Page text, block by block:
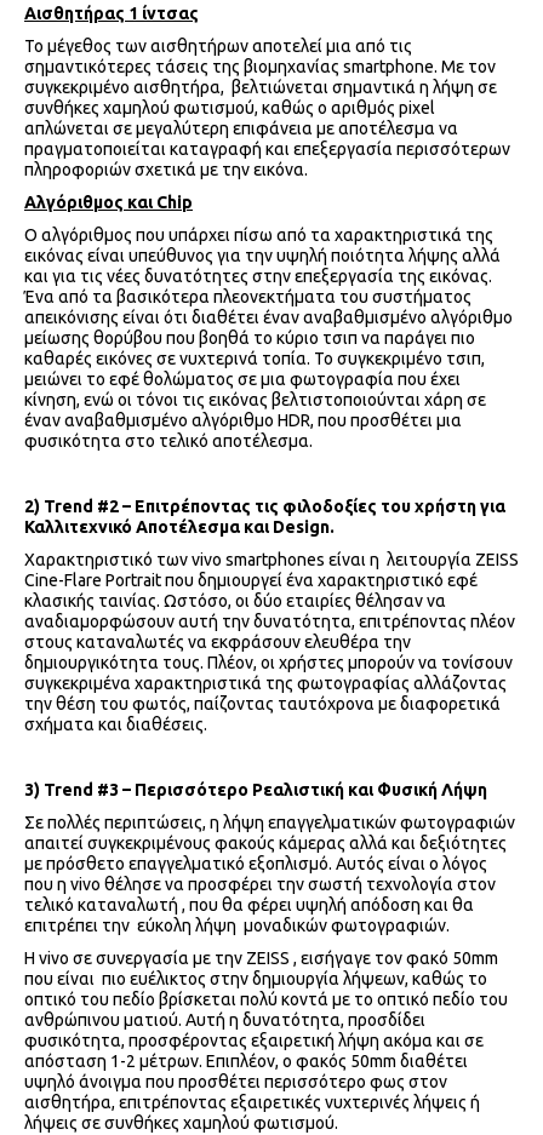
Αισθητήρας 1 ίντσας
Το μέγεθος των αισθητήρων αποτελεί μια από τις
σημαντικότερες τάσεις της βιομηχανίας smartphone. Με τον
συγκεκριμένο αισθητήρα, βελτιώνεται σημαντικά η λήψη σε
συνθήκες χαμηλού φωτισμού, καθώς ο αριθμός pixel
απλώνεται σε μεγαλύτερη επιφάνεια με αποτέλεσμα να
πραγματοποιείται καταγραφή και επεξεργασία περισσότερων
πληροφοριών σχετικά με την εικόνα.
Αλγόριθμος και Chip
Ο αλγόριθμος που υπάρχει πίσω από τα χαρακτηριστικά της
εικόνας είναι υπεύθυνος για την υψηλή ποιότητα λήψης αλλά
και για τις νέες δυνατότητες στην επεξεργασία της εικόνας.
Ένα από τα βασικότερα πλεονεκτήματα του συστήματος
απεικόνισης είναι ότι διαθέτει έναν αναβαθμισμένο αλγόριθμο
μείωσης θορύβου που βοηθά το κύριο τσιπ να παράγει πιο
καθαρές εικόνες σε νυχτερινά τοπία. Το συγκεκριμένο τσιπ,
μειώνει το εφέ θολώματος σε μια φωτογραφία που έχει
κίνηση, ενώ οι τόνοι τις εικόνας βελτιστοποιούνται χάρη σε
έναν αναβαθμισμένο αλγόριθμο HDR, που προσθέτει μια
φυσικότητα στο τελικό αποτέλεσμα.
2) Trend #2 – Επιτρέποντας τις φιλοδοξίες του χρήστη για
Καλλιτεχνικό Αποτέλεσμα και Design.
Χαρακτηριστικό των vivo smartphones είναι η λειτουργία ZEISS
Cine-Flare Portrait που δημιουργεί ένα χαρακτηριστικό εφέ
κλασικής ταινίας. Ωστόσο, οι δύο εταιρίες θέλησαν να
αναδιαμορφώσουν αυτή την δυνατότητα, επιτρέποντας πλέον
στους καταναλωτές να εκφράσουν ελευθέρα την
δημιουργικότητα τους. Πλέον, οι χρήστες μπορούν να τονίσουν
συγκεκριμένα χαρακτηριστικά της φωτογραφίας αλλάζοντας
την θέση του φωτός, παίζοντας ταυτόχρονα με διαφορετικά
σχήματα και διαθέσεις.
3) Trend #3 – Περισσότερο Ρεαλιστική και Φυσική Λήψη
Σε πολλές περιπτώσεις, η λήψη επαγγελματικών φωτογραφιών
απαιτεί συγκεκριμένους φακούς κάμερας αλλά και δεξιότητες
με πρόσθετο επαγγελματικό εξοπλισμό. Αυτός είναι ο λόγος
που η vivo θέλησε να προσφέρει την σωστή τεχνολογία στον
τελικό καταναλωτή , που θα φέρει υψηλή απόδοση και θα
επιτρέπει την εύκολη λήψη μοναδικών φωτογραφιών.
Η vivo σε συνεργασία με την ZEISS , εισήγαγε τον φακό 50mm
που είναι πιο ευέλικτος στην δημιουργία λήψεων, καθώς το
οπτικό του πεδίο βρίσκεται πολύ κοντά με το οπτικό πεδίο του
ανθρώπινου ματιού. Αυτή η δυνατότητα, προσδίδει
φυσικότητα, προσφέροντας εξαιρετική λήψη ακόμα και σε
απόσταση 1-2 μέτρων. Επιπλέον, ο φακός 50mm διαθέτει
υψηλό άνοιγμα που προσθέτει περισσότερο φως στον
αισθητήρα, επιτρέποντας εξαιρετικές νυχτερινές λήψεις ή
λήψεις σε συνθήκες χαμηλού φωτισμού.